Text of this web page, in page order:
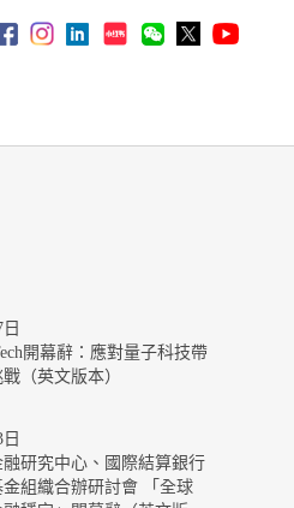
開幕辭：應對量子科技帶
（英文版本）
研究中心、國際結算銀行
組織合辦研討會 「全球